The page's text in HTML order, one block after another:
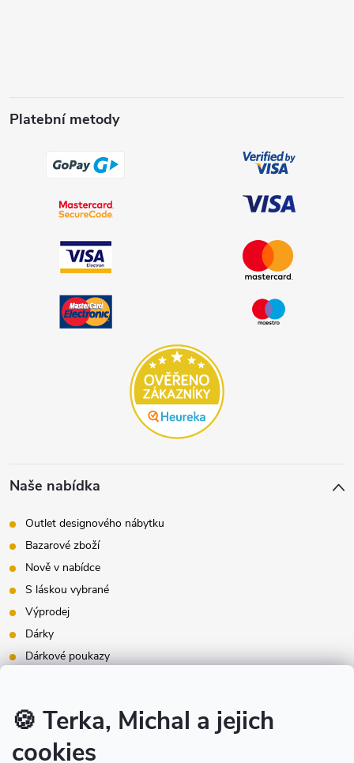
🍪 Terka, Michal a jejich
cookies
Platební metody
Naše nabídka
Outlet designového nábytku
Bazarové zboží
Nově v nabídce
S láskou vybrané
Výprodej
Dárky
Dárkové poukazy
Instagram